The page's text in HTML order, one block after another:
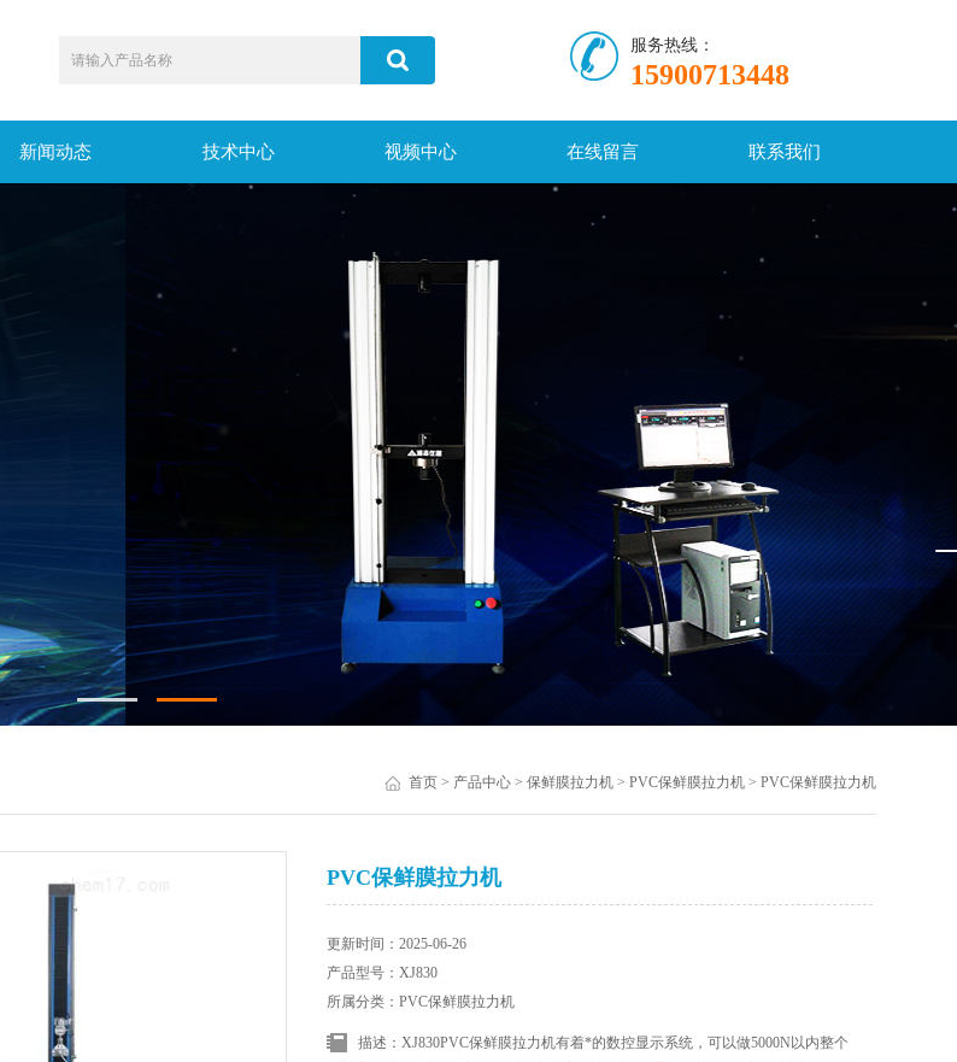
服务热线：
15900713448
新闻动态 技术中心 视频中心 在线留言 联系我们
首页> 产品中心> 保鲜膜拉力机> PVC保鲜膜拉力机> PVC保鲜膜拉力机
PVC保鲜膜拉力机
更新时间：2025-06-26
产品型号：XJ830
所属分类：PVC保鲜膜拉力机
描述：XJ830PVC保鲜膜拉力机有着*的数控显示系统，可以做5000N以内整个